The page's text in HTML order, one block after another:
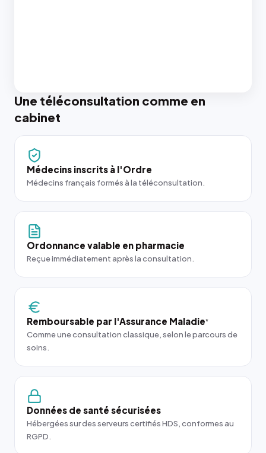
Une téléconsultation comme en
cabinet
Médecins inscrits à l'Ordre
Médecins français formés à la téléconsultation.
Ordonnance valable en pharmacie
Reçue immédiatement après la consultation.
Remboursable par l'Assurance Maladie*
Comme une consultation classique, selon le parcours de
soins.
Données de santé sécurisées
Hébergées sur des serveurs certifiés HDS, conformes au
RGPD.